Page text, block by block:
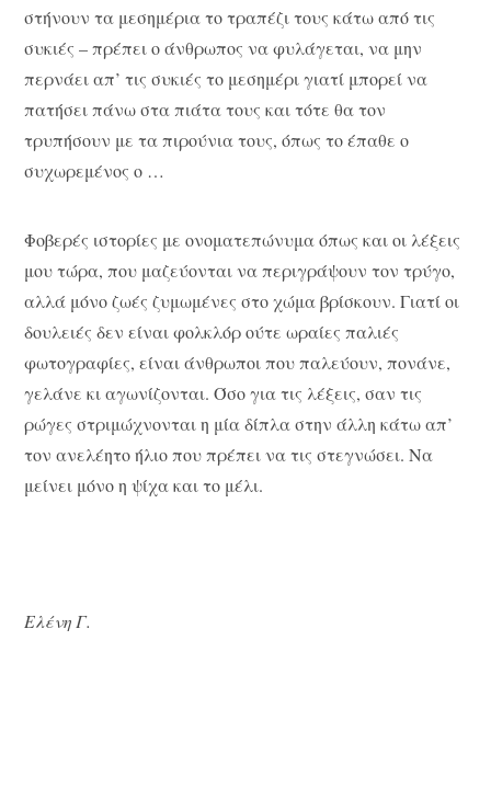
στήνουν τα μεσημέρια το τραπέζι τους κάτω από τις
συκιές – πρέπει ο άνθρωπος να φυλάγεται, να μην
περνάει απ’ τις συκιές το μεσημέρι γιατί μπορεί να
πατήσει πάνω στα πιάτα τους και τότε θα τον
τρυπήσουν με τα πιρούνια τους, όπως το έπαθε ο
συχωρεμένος ο …
Φοβερές ιστορίες με ονοματεπώνυμα όπως και οι λέξεις
μου τώρα, που μαζεύονται να περιγράψουν τον τρύγο,
αλλά μόνο ζωές ζυμωμένες στο χώμα βρίσκουν. Γιατί οι
δουλειές δεν είναι φολκλόρ ούτε ωραίες παλιές
φωτογραφίες, είναι άνθρωποι που παλεύουν, πονάνε,
γελάνε κι αγωνίζονται. Όσο για τις λέξεις, σαν τις
ρώγες στριμώχνονται η μία δίπλα στην άλλη κάτω απ’
τον ανελέητο ήλιο που πρέπει να τις στεγνώσει. Να
μείνει μόνο η ψίχα και το μέλι.
Ελένη Γ.